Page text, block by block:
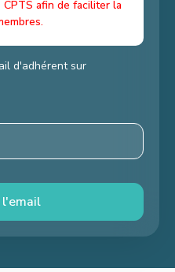
afin de faciliter la
d'adhérent sur